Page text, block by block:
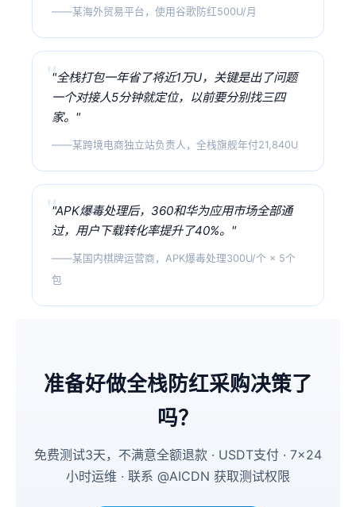
——某海外贸易平台，使用谷歌防红500U/月
"全栈打包一年省了将近1万U，关键是出了问题
一个对接人5分钟就定位，以前要分别找三四
家。"
——某跨境电商独立站负责人，全栈旗舰年付21,840U
"APK爆毒处理后，360和华为应用市场全部通
过，用户下载转化率提升了40%。"
——某国内棋牌运营商，APK爆毒处理300U/个 × 5个
包
准备好做全栈防红采购决策了
吗？
免费测试3天，不满意全额退款 · USDT支付 · 7×24
小时运维 · 联系 @AICDN 获取测试权限